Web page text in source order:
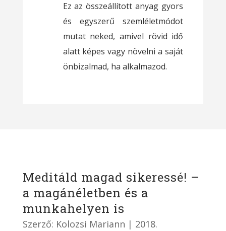
Ez az összeállított anyag gyors
és egyszerű szemléletmódot
mutat neked, amivel rövid idő
alatt képes vagy növelni a saját
önbizalmad, ha alkalmazod.
Meditáld magad sikeressé! –
a magánéletben és a
munkahelyen is
Szerző: Kolozsi Mariann | 2018.